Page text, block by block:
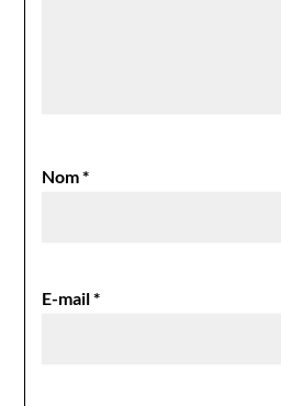
Nom*
E-mail*